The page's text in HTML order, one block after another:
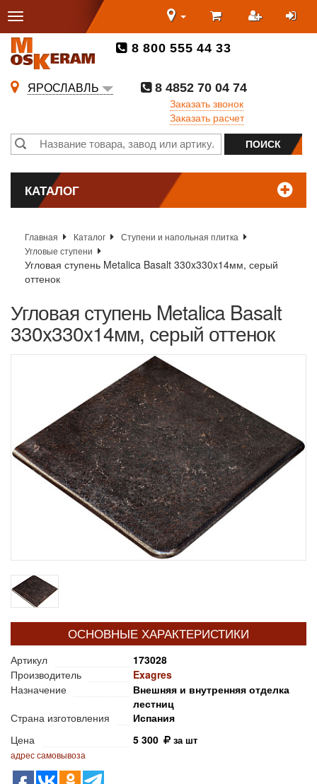
8 800 555 44 33
ЯРОСЛАВЛЬ
8 4852 70 04 74
Заказать звонок
Заказать расчет
КАТАЛОГ
Главная Каталог
Ступени и напольная плитка
Угловые ступени
Угловая ступень Metalica Basalt 330x330x14мм, серый
оттенок
Угловая ступень Metalica Basalt
330x330x14мм, серый оттенок
ОСНОВНЫЕ ХАРАКТЕРИСТИКИ
Артикул
173028
Производитель
Exagres
Назначение
Внешняя и внутренняя отделка
лестниц
Страна изготовления
Испания
Цена
5 300 за шт
адрес самовывоза